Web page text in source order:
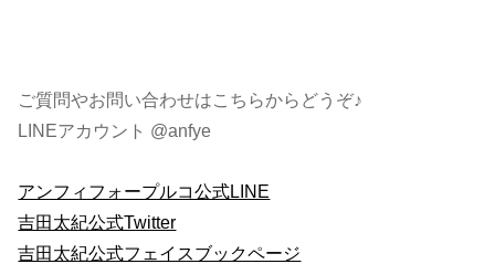
ご質問やお問い合わせはこちらからどうぞ♪
LINEアカウント @anfye
アンフィフォープルコ公式LINE
吉田太紀公式Twitter
吉田太紀公式フェイスブックページ